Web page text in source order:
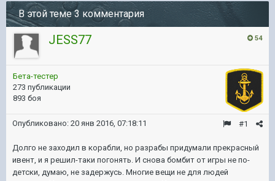
В этой теме 3 комментария
54
JESS77
Бета-тестер
273 публикации
893 боя
#1
Опубликовано: 20 янв 2016, 07:18:11
Долго не заходил в корабли, но разрабы придумали прекрасный
ивент, и я решил-таки погонять. И снова бомбит от игры не по-
детски, думаю, не задержусь. Многие вещи не для людей